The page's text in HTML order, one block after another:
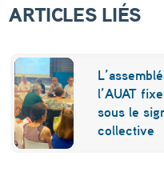
ARTICLES LIÉS
l’AUAT
sous le
collective